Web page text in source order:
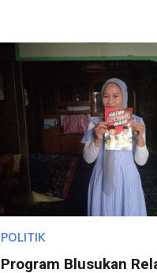
POLITIK
Program Blusukan